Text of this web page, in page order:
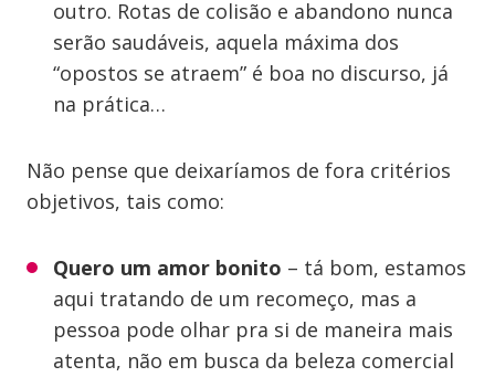
outro. Rotas de colisão e abandono nunca
serão saudáveis, aquela máxima dos
“opostos se atraem” é boa no discurso, já
na prática…
Não pense que deixaríamos de fora critérios
objetivos, tais como:
Quero um amor bonito – tá bom, estamos
aqui tratando de um recomeço, mas a
pessoa pode olhar pra si de maneira mais
atenta, não em busca da beleza comercial